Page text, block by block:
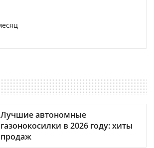
Лучшие автономные
газонокосилки в 2026 году: хиты
продаж